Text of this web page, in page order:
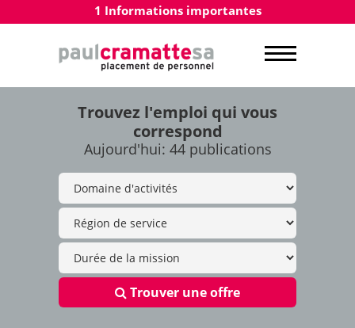
1 Informations importantes
Trouvez l'emploi qui vous
correspond
Aujourd'hui: 44 publications
Trouver une offre